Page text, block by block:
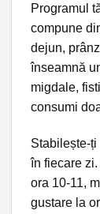
Programul
compune
dejun,
înseamnă
migdale,
consumi
Stabilește-ți
în fiecare
ora 10-11,
gustare la